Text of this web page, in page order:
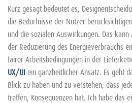
Kurz gesagt bedeutet es,
die Bedürfnisse der Nutzer
und die sozialen Auswirkungen. Das
der Reduzierung des Energieverbrauchs
fairer Arbeitsbedingungen in der
UX/UIein ganzheitlicher Ansatz. Es geht
Blick zu haben und zu verstehen, dass
treffen, Konsequenzen hat. Ich habe das